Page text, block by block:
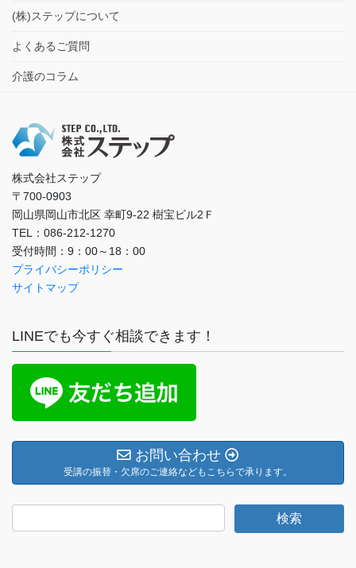
(株)ステップについて
よくあるご質問
介護のコラム
株式会社ステップ
〒700-0903
岡山県岡山市北区 幸町9-22 樹宝ビル2Ｆ
TEL：086-212-1270
受付時間：9：00～18：00
プライバシーポリシー
サイトマップ
LINEでも今すぐ相談できます！
お問い合わせ
受講の振替・欠席のご連絡などもこちらで承ります。